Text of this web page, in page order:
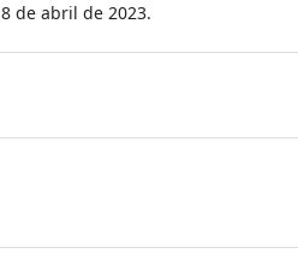
de abril de 2023.